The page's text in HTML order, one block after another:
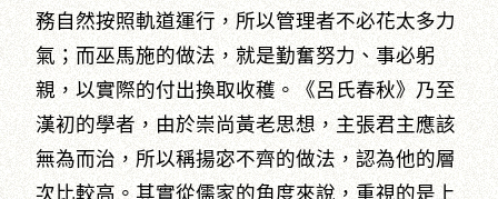
務自然按照軌道運行，所以管理者不必花太多力
氣；而巫馬施的做法，就是勤奮努力、事必躬
親，以實際的付出換取收穫。《呂氏春秋》乃至
漢初的學者，由於崇尚黃老思想，主張君主應該
無為而治，所以稱揚宓不齊的做法，認為他的層
次比較高。其實從儒家的角度來說，重視的是上